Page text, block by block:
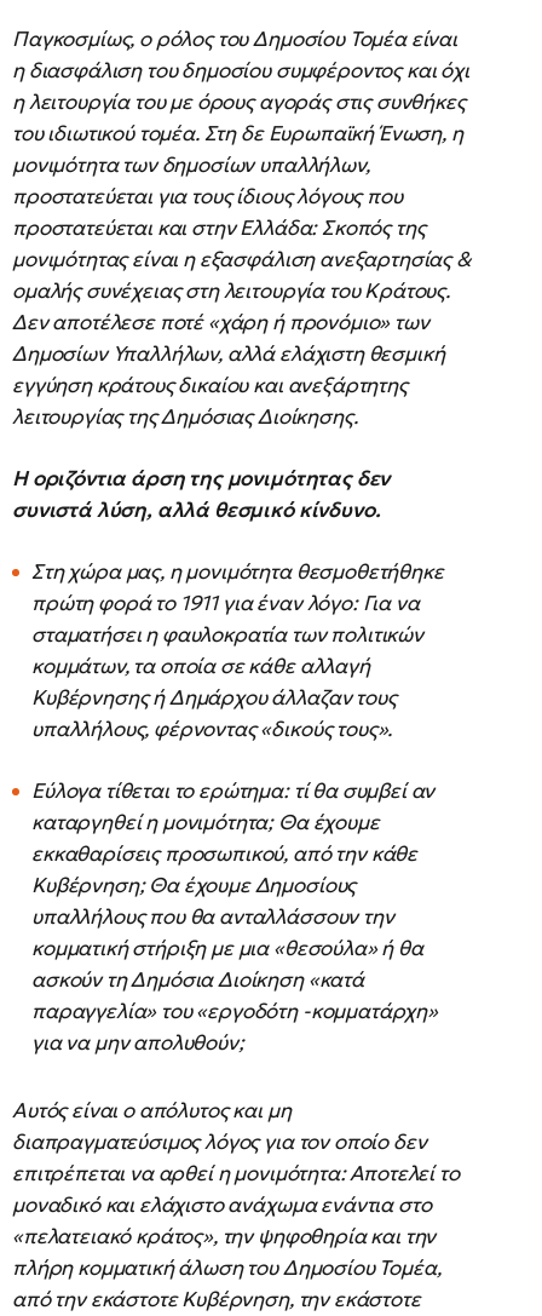
Παγκοσμίως, ο ρόλος του Δημοσίου Τομέα είναι
η διασφάλιση του δημοσίου συμφέροντος και όχι
η λειτουργία του με όρους αγοράς στις συνθήκες
του ιδιωτικού τομέα. Στη δε Ευρωπαϊκή Ένωση, η
μονιμότητα των δημοσίων υπαλλήλων,
προστατεύεται για τους ίδιους λόγους που
προστατεύεται και στην Ελλάδα: Σκοπός της
μονιμότητας είναι η εξασφάλιση ανεξαρτησίας &
ομαλής συνέχειας στη λειτουργία του Κράτους.
Δεν αποτέλεσε ποτέ «χάρη ή προνόμιο» των
Δημοσίων Υπαλλήλων, αλλά ελάχιστη θεσμική
εγγύηση κράτους δικαίου και ανεξάρτητης
λειτουργίας της Δημόσιας Διοίκησης.
Η οριζόντια άρση της μονιμότητας δεν
συνιστά λύση, αλλά θεσμικό κίνδυνο.
Στη χώρα μας, η μονιμότητα θεσμοθετήθηκε
πρώτη φορά το 1911 για έναν λόγο: Για να
σταματήσει η φαυλοκρατία των πολιτικών
κομμάτων, τα οποία σε κάθε αλλαγή
Κυβέρνησης ή Δημάρχου άλλαζαν τους
υπαλλήλους, φέρνοντας «δικούς τους».
Εύλογα τίθεται το ερώτημα: τί θα συμβεί αν
καταργηθεί η μονιμότητα; Θα έχουμε
εκκαθαρίσεις προσωπικού, από την κάθε
Κυβέρνηση; Θα έχουμε Δημοσίους
υπαλλήλους που θα ανταλλάσσουν την
κομματική στήριξη με μια «θεσούλα» ή θα
ασκούν τη Δημόσια Διοίκηση «κατά
παραγγελία» του «εργοδότη -κομματάρχη»
για να μην απολυθούν;
Αυτός είναι ο απόλυτος και μη
διαπραγματεύσιμος λόγος για τον οποίο δεν
επιτρέπεται να αρθεί η μονιμότητα: Αποτελεί το
μοναδικό και ελάχιστο ανάχωμα ενάντια στο
«πελατειακό κράτος», την ψηφοθηρία και την
πλήρη κομματική άλωση του Δημοσίου Τομέα,
από την εκάστοτε Κυβέρνηση, την εκάστοτε